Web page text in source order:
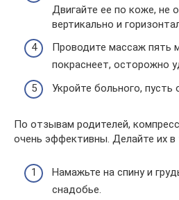
Двигайте ее по коже, не
вертикально и
Проводите массаж пять
покраснеет, осторожно
Укройте больного, пусть
По отзывам родителей,
очень эффективны. Делайте их в
Намажьте на спину и
снадобье.